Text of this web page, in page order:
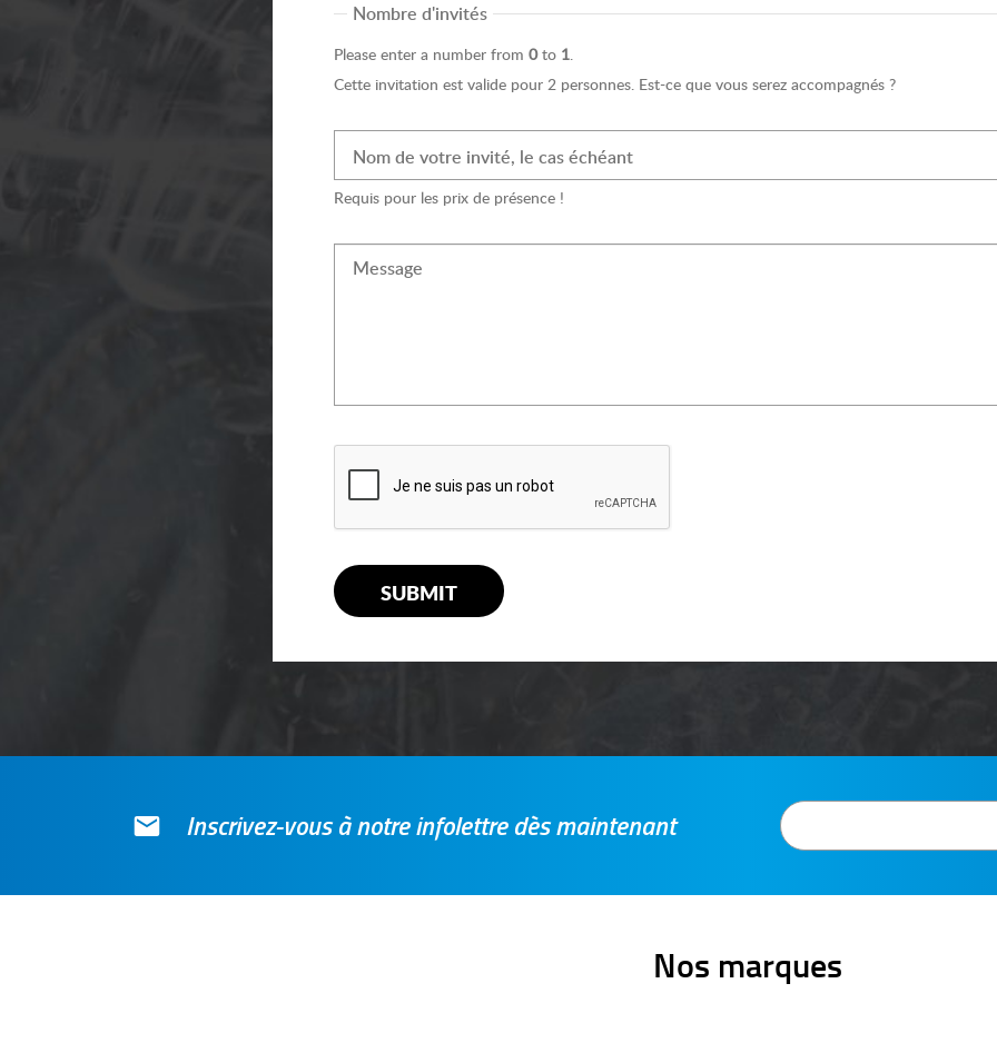
Nombre d'invités
Please enter a number from 0to 1.
Cette invitation est valide pour 2 personnes. Est-ce que vous serez accompagnés ?
Nom de votre invité, le cas échéant
Requis pour les prix de présence !
Message
Inscrivez-vous à notre infolettre dès maintenant
Nos marques